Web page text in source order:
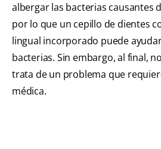
albergar las bacterias causantes
por lo que un cepillo de dientes
lingual incorporado puede
bacterias. Sin embargo, al final,
trata de un problema que
médica.